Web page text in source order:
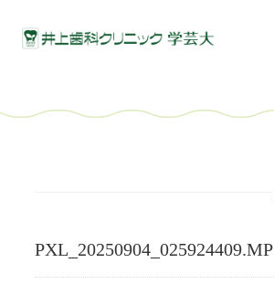
PXL_20250904_025924409.MP